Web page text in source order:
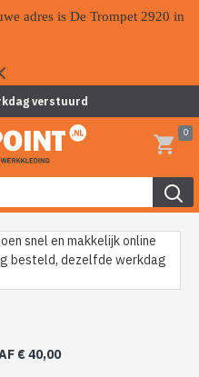
adres is De Trompet 2920 in
verstuurd
0
€ 40,00